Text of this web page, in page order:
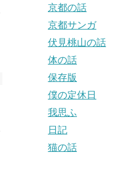
京都の話
京都サンガ
伏見桃山の話
体の話
保存版
僕の定休日
我思ふ
日記
猫の話